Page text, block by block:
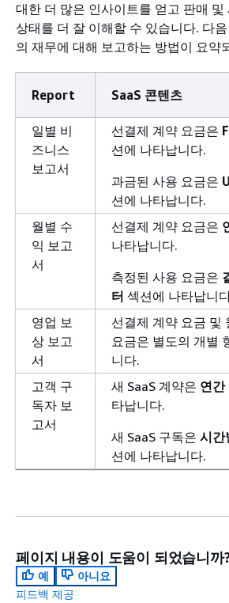
대한 더 많은 인사이트를 얻고 판매 및
상태를 더 잘 이해할 수 있습니다. 다
의 재무에 대해 보고하는 방법이 요약
Report SaaS 콘텐츠
일별 비
즈니스
보고서
선결제 계약 요금은
션에 나타납니다.
과금된 사용 요금은
션에 나타납니다.
월별 수
익 보고
서
선결제 계약 요금은
나타납니다.
측정된 사용 요금은
터 섹션에 나타납니
영업 보
상 보고
서
선결제 계약 요금 및
요금은 별도의 개별
니다.
고객 구
독자 보
고서
새 SaaS 계약은 연간
타납니다.
새 SaaS 구독은 시간
션에 나타납니다.
페이지 내용이 도움이 되었습니까
예
아니요
피드백 제공